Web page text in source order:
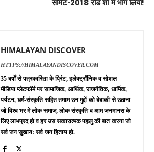
समिट-2018 रोड शो में भाग लिया!
HIMALAYAN DISCOVER
HTTPS://HIMALAYANDISCOVER.COM
35 बर्षों से पत्रकारिता के प्रिंट, इलेक्ट्रॉनिक व सोशल
मीडिया प्लेटफॉर्म पर सामाजिक, आर्थिक, राजनैतिक, धार्मिक,
पर्यटन, धर्म-संस्कृति सहित तमाम उन मुद्दों को बेबाकी से उठाना
जो विश्व भर में लोक समाज, लोक संस्कृति व आम जनमानस के
लिए लाभप्रद हो व हर उस सकारात्मक पहलु की बात करना जो
सर्व जन सुखाय: सर्व जन हिताय हो.